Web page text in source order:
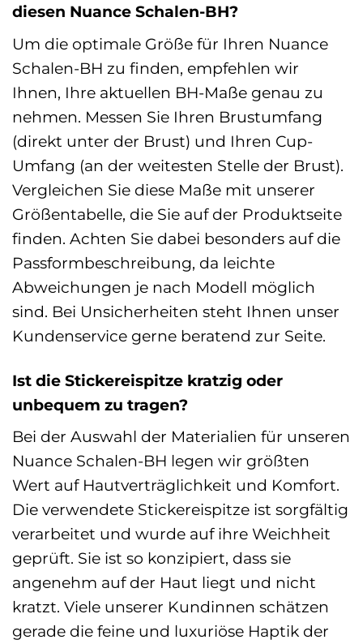
diesen Nuance Schalen-BH?
Um die optimale Größe für Ihren Nuance
Schalen-BH zu finden, empfehlen wir
Ihnen, Ihre aktuellen BH-Maße genau zu
nehmen. Messen Sie Ihren Brustumfang
(direkt unter der Brust) und Ihren Cup-
Umfang (an der weitesten Stelle der Brust).
Vergleichen Sie diese Maße mit unserer
Größentabelle, die Sie auf der Produktseite
finden. Achten Sie dabei besonders auf die
Passformbeschreibung, da leichte
Abweichungen je nach Modell möglich
sind. Bei Unsicherheiten steht Ihnen unser
Kundenservice gerne beratend zur Seite.
Ist die Stickereispitze kratzig oder
unbequem zu tragen?
Bei der Auswahl der Materialien für unseren
Nuance Schalen-BH legen wir größten
Wert auf Hautverträglichkeit und Komfort.
Die verwendete Stickereispitze ist sorgfältig
verarbeitet und wurde auf ihre Weichheit
geprüft. Sie ist so konzipiert, dass sie
angenehm auf der Haut liegt und nicht
kratzt. Viele unserer Kundinnen schätzen
gerade die feine und luxuriöse Haptik der